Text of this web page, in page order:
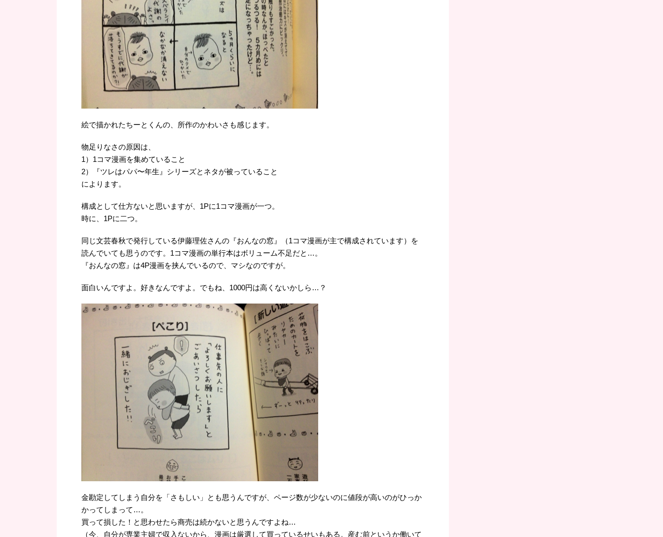
絵で描かれたちーとくんの、所作のかわいさも感じます。
物足りなさの原因は、
1）1コマ漫画を集めていること
2）『ツレはパパ〜年生』シリーズとネタが被っていること
によります。
構成として仕方ないと思いますが、1Pに1コマ漫画が一つ。
時に、1Pに二つ。
同じ文芸春秋で発行している伊藤理佐さんの『おんなの窓』（1コマ漫画が主で構成されています）を
読んでいても思うのです。1コマ漫画の単行本はボリューム不足だと…。
『おんなの窓』は4P漫画を挟んでいるので、マシなのですが。
面白いんですよ。好きなんですよ。でもね、1000円は高くないかしら…？
金勘定してしまう自分を「さもしい」とも思うんですが、ページ数が少ないのに値段が高いのがひっか
かってしまって…。
買って損した！と思わせたら商売は続かないと思うんですよね…
（今、自分が専業主婦で収入ないから、漫画は厳選して買っているせいもある。産む前というか働いて